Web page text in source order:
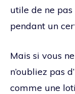
utile de ne
pendant un
Mais si vous
n’oubliez pas
comme une